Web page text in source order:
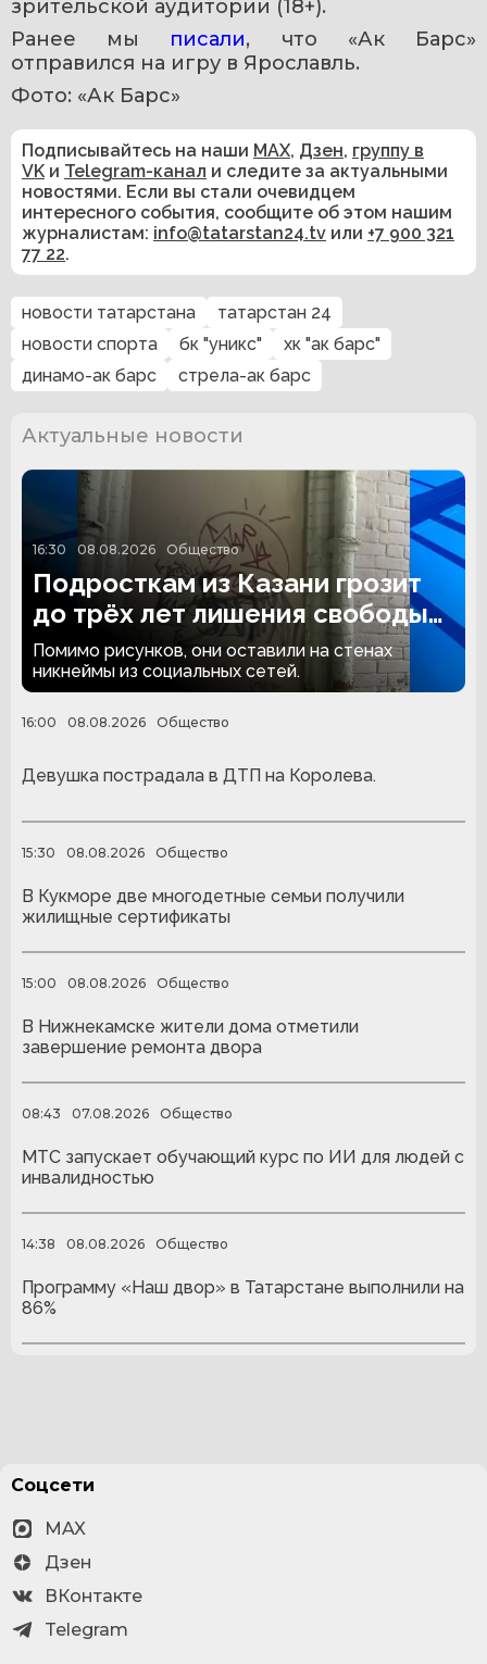
зрительской аудитории (18+).
Ранее мы писали, что «Ак Барс»
отправился на игру в Ярославль.
Фото: «Ак Барс»
Подписывайтесь на наши MAX, Дзен, группу в
VK и Telegram-канал и следите за актуальными
новостями. Если вы стали очевидцем
интересного события, сообщите об этом нашим
журналистам: info@tatarstan24.tv или +7 900 321
77 22.
новости татарстана
татарстан 24
новости спорта
бк "уникс"
хк "ак барс"
динамо-ак барс
стрела-ак барс
Актуальные новости
16:30 08.08.2026 Общество
Подросткам из Казани грозит
до трёх лет лишения свободы
за граффити
Помимо рисунков, они оставили на стенах
никнеймы из социальных сетей.
16:00 08.08.2026 Общество
Девушка пострадала в ДТП на Королева.
15:30 08.08.2026 Общество
В Кукморе две многодетные семьи получили
жилищные сертификаты
15:00 08.08.2026 Общество
В Нижнекамске жители дома отметили
завершение ремонта двора
08:43 07.08.2026 Общество
МТС запускает обучающий курс по ИИ для людей с
инвалидностью
14:38 08.08.2026 Общество
Программу «Наш двор» в Татарстане выполнили на
86%
Соцсети
MAX
Дзен
ВКонтакте
Telegram